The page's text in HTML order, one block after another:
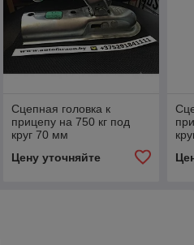
Сцепная головка к
прицепу на 750 кг под
круг 70 мм
Цену уточняйте